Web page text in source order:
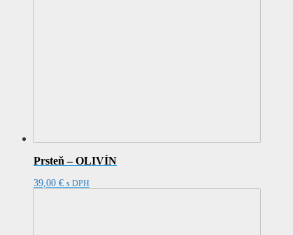
Prsteň – OLIVÍN
39,00 € s DPH